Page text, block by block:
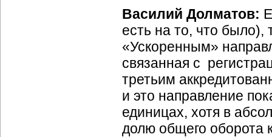
Василий Долматов:
есть на то, что было),
«Ускоренным»
связанная с
третьим
и это направление
единицах, хотя в
долю общего оборота